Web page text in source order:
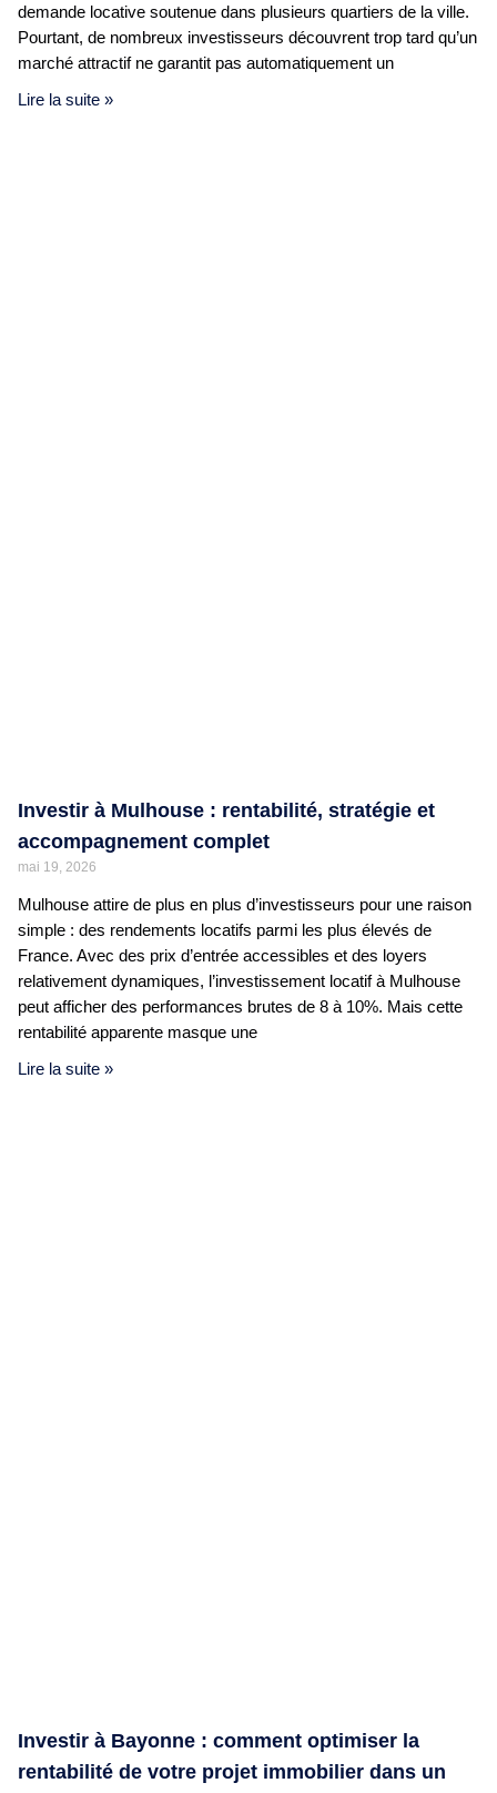
demande locative soutenue dans plusieurs quartiers de la ville.
Pourtant, de nombreux investisseurs découvrent trop tard qu’un
marché attractif ne garantit pas automatiquement un
Lire la suite »
Investir à Mulhouse : rentabilité, stratégie et
accompagnement complet
mai 19, 2026
Mulhouse attire de plus en plus d’investisseurs pour une raison
simple : des rendements locatifs parmi les plus élevés de
France. Avec des prix d’entrée accessibles et des loyers
relativement dynamiques, l’investissement locatif à Mulhouse
peut afficher des performances brutes de 8 à 10%. Mais cette
rentabilité apparente masque une
Lire la suite »
Investir à Bayonne : comment optimiser la
rentabilité de votre projet immobilier dans un